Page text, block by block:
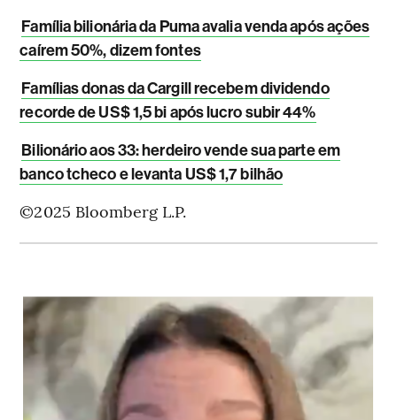
Família bilionária da Puma avalia venda após ações
caírem 50%, dizem fontes
Famílias donas da Cargill recebem dividendo
recorde de US$ 1,5 bi após lucro subir 44%
Bilionário aos 33: herdeiro vende sua parte em
banco tcheco e levanta US$ 1,7 bilhão
©2025 Bloomberg L.P.